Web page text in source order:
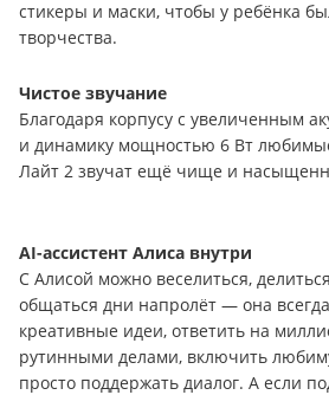
стикеры и маски, чтобы у ребёнка
творчества.
Чистое звучание
Благодаря корпусу с увеличенным
и динамику мощностью 6 Вт
Лайт 2 звучат ещё чище и
AI-ассистент Алиса внутри
С Алисой можно веселиться,
общаться дни напролёт — она
креативные идеи, ответить на
рутинными делами, включить
просто поддержать диалог. А если